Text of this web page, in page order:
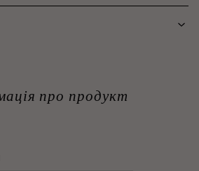
про продукт